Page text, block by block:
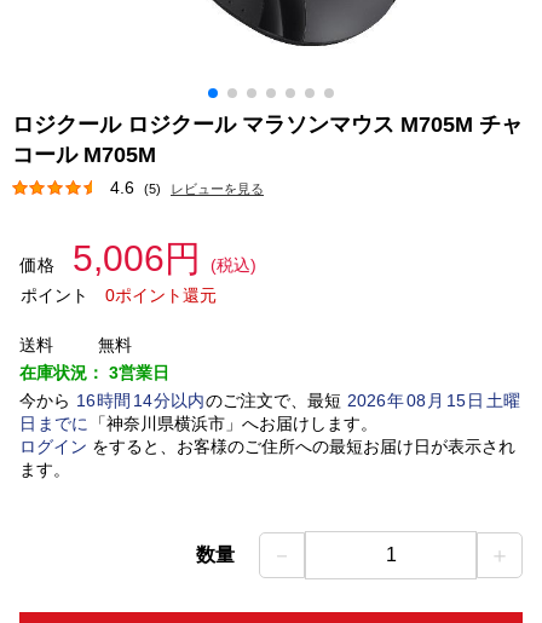
ロジクール ロジクール マラソンマウス M705M チャ
コール M705M
4.6 (5) レビューを見る
価格 5,006円
(税込)
ポイント
0ポイント還元
送料
無料
在庫状況： 3営業日
今から 16時間 14分以内のご注文で、最短 2026年08 月 15日土曜
日 までに 「神奈川県横浜市」 へお届けします。
ログイン をすると、お客様のご住所への最短お届け日が表示され
ます。
数量 － 1 ＋